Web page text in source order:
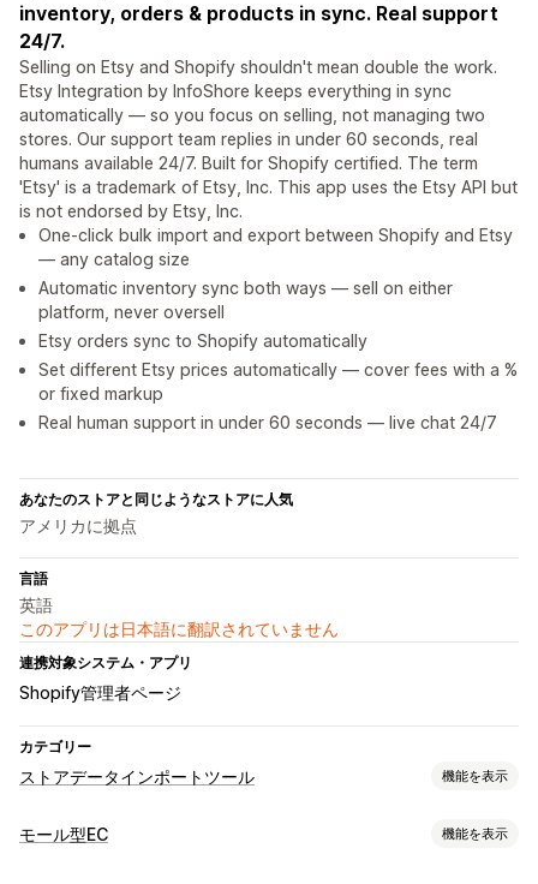
inventory, orders & products in sync. Real support
24/7.
Selling on Etsy and Shopify shouldn't mean double the work.
Etsy Integration by InfoShore keeps everything in sync
automatically — so you focus on selling, not managing two
stores. Our support team replies in under 60 seconds, real
humans available 24/7. Built for Shopify certified. The term
'Etsy' is a trademark of Etsy, Inc. This app uses the Etsy API but
is not endorsed by Etsy, Inc.
One-click bulk import and export between Shopify and Etsy
— any catalog size
Automatic inventory sync both ways — sell on either
platform, never oversell
Etsy orders sync to Shopify automatically
Set different Etsy prices automatically — cover fees with a %
or fixed markup
Real human support in under 60 seconds — live chat 24/7
あなたのストアと同じようなストアに人気
アメリカに拠点
言語
英語
このアプリは日本語に翻訳されていません
連携対象システム・アプリ
Shopify管理者ページ
カテゴリー
ストアデータインポートツール 機能を表示
データ同期
モール型EC 機能を表示